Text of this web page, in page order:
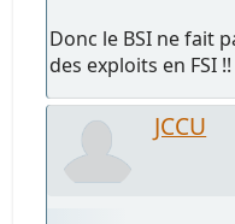
Donc le BSI ne fait
des exploits en FSI
JCCU